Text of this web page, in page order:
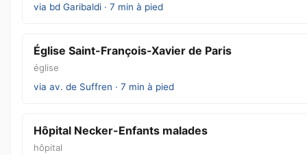
via bd Garibaldi · 7 min à pied
Église Saint-François-Xavier de Paris
église
via av. de Suffren · 7 min à pied
Hôpital Necker-Enfants malades
hôpital